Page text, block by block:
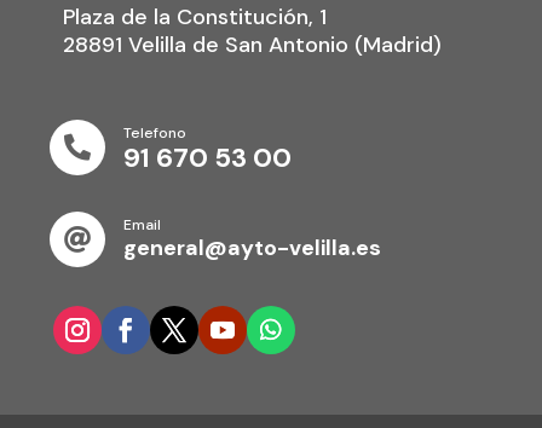
Plaza de la Constitución, 1
28891 Velilla de San Antonio (Madrid)

Telefono
91 670 53 00

Email
general@ayto-velilla.es